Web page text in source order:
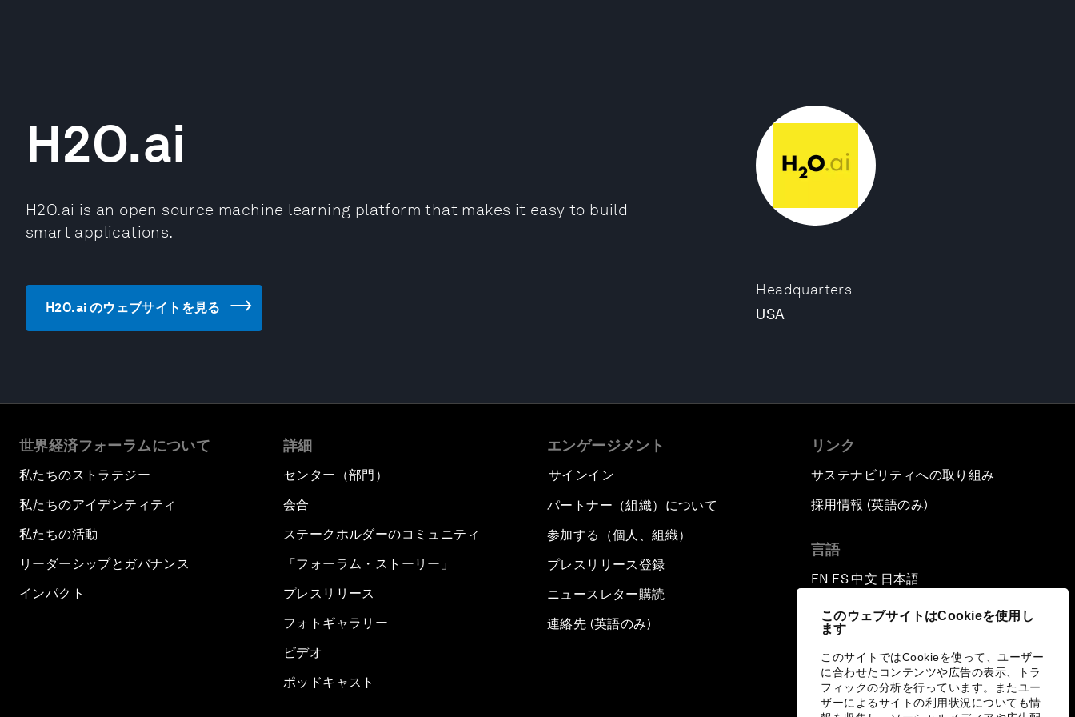
このウェブサイトはCookieを使用し
ます
このサイトではCookieを使って、ユーザー
に合わせたコンテンツや広告の表示、トラ
フィックの分析を行っています。またユー
ザーによるサイトの利用状況についても情
Headquarters
USA
H2O.ai
H2O.ai is an open source machine learning platform that makes it easy to build
smart applications.
H2O.ai のウェブサイトを見る
世界経済フォーラムについて
私たちのストラテジー
私たちのアイデンティティ
私たちの活動
リーダーシップとガバナンス
インパクト
詳細
センター（部門）
会合
ステークホルダーのコミュニティ
「フォーラム・ストーリー」
プレスリリース
フォトギャラリー
ビデオ
ポッドキャスト
エンゲージメント
サインイン
パートナー（組織）について
参加する（個人、組織）
プレスリリース登録
ニュースレター購読
連絡先 (英語のみ)
リンク
サステナビリティへの取り組み
採用情報 (英語のみ)
言語
EN ▪ES▪中文▪ 日本語